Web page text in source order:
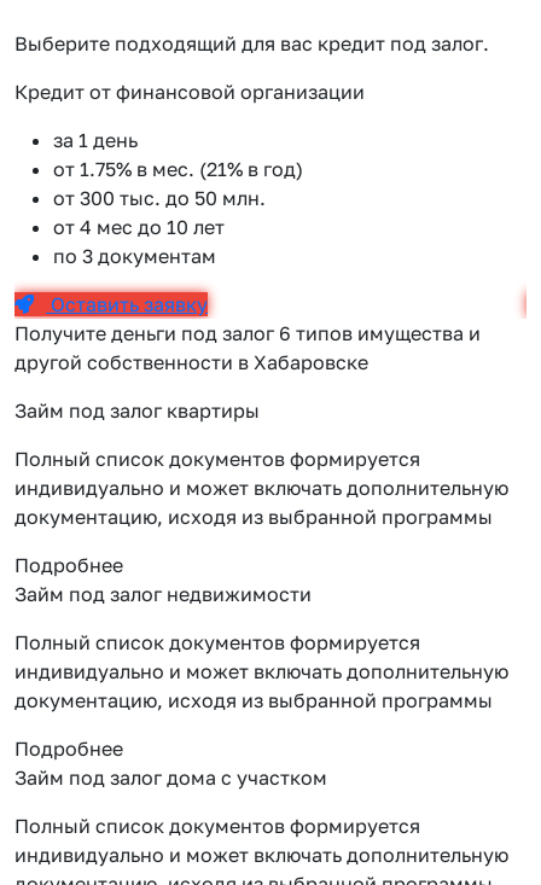
Выберите подходящий для вас кредит под залог.
Кредит от финансовой организации
за 1 день
от 1.75% в мес. (21% в год)
от 300 тыс. до 50 млн.
от 4 мес до 10 лет
по 3 документам
Оставить заявку
Получите деньги под залог 6 типов имущества и
другой собственности в Хабаровске
Займ под залог квартиры
Полный список документов формируется
индивидуально и может включать дополнительную
документацию, исходя из выбранной программы
Подробнее
Займ под залог недвижимости
Полный список документов формируется
индивидуально и может включать дополнительную
документацию, исходя из выбранной программы
Подробнее
Займ под залог дома с участком
Полный список документов формируется
индивидуально и может включать дополнительную